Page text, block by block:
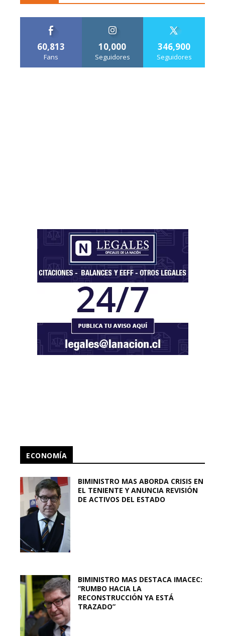
60,813
Fans
10,000
Seguidores
346,900
Seguidores
ECONOMÍA
BIMINISTRO MAS ABORDA CRISIS EN
EL TENIENTE Y ANUNCIA REVISIÓN
DE ACTIVOS DEL ESTADO
BIMINISTRO MAS DESTACA IMACEC:
“RUMBO HACIA LA
RECONSTRUCCIÓN YA ESTÁ
TRAZADO”